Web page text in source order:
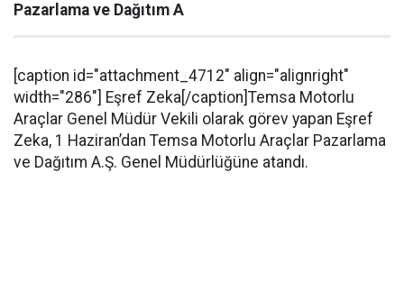
Pazarlama ve Dağıtım A
[caption id="attachment_4712" align="alignright"
width="286"] Eşref Zeka[/caption]Temsa Motorlu
Araçlar Genel Müdür Vekili olarak görev yapan Eşref
Zeka, 1 Haziran’dan Temsa Motorlu Araçlar Pazarlama
ve Dağıtım A.Ş. Genel Müdürlüğüne atandı.